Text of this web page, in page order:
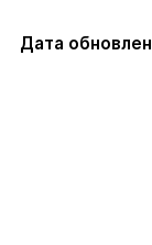
Дата